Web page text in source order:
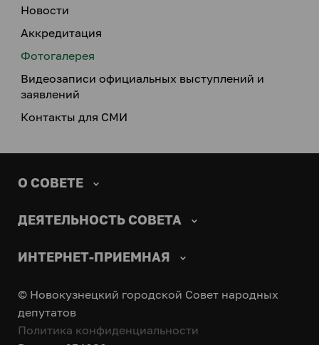
Новости
Аккредитация
Фотогалерея
Видеозаписи официальных выступлений и
заявлений
Контакты для СМИ
О СОВЕТЕ
ДЕЯТЕЛЬНОСТЬ СОВЕТА
ИНТЕРНЕТ-ПРИЕМНАЯ
© Новокузнецкий городской Совет народных
депутатов
Политика конфиденциальности